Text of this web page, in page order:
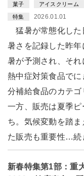
菓子 アイスクリーム
特集 2026.01.01
猛暑が常態化した
暑さを記録した昨
暑が予測され、そ
熱中症対策食品で
分補給食品のカテゴ
一方、販売は夏季
ち。気候変動を踏
た販売も重要性…続
新春特集第1部：重